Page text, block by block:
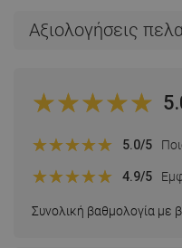
Αξιολογήσεις
Συνολική βαθμολογία με
5.0/5
4.9/5